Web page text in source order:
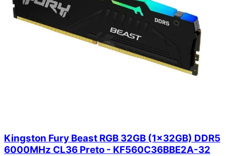
Kingston Fury Beast RGB 32GB (1x32GB) DDR5
6000MHz CL36 Preto - KF560C36BBE2A-32